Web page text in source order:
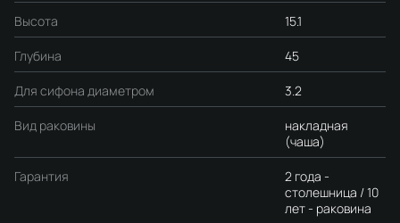
Высота 15.1
Глубина 45
Для сифона диаметром 3.2
Вид раковины
накладная
(чаша)
Гарантия
2 года -
столешница / 10
лет - раковина